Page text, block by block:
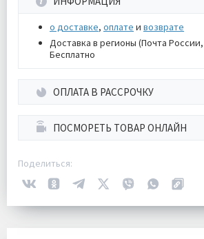
о доставке, оплате и возврате
Доставка в регионы (Почта
Бесплатно
ОПЛАТА В РАССРОЧКУ
ПОСМОРЕТЬ ТОВАР ОНЛАЙН
Поделиться: